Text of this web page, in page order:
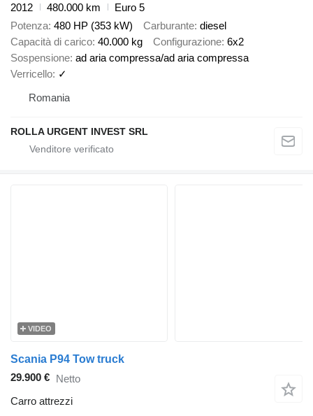
2012
480.000 km
Euro 5
Potenza 480 HP (353 kW) Carburante diesel
Capacità di carico 40.000 kg Configurazione 6x2
Sospensione ad aria compressa/ad aria compressa
Verricello ✓
Romania
ROLLA URGENT INVEST SRL
VIDEO
Scania P94 Tow truck
29.900 € Netto
Carro attrezzi